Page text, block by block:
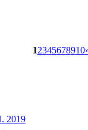
12345678910